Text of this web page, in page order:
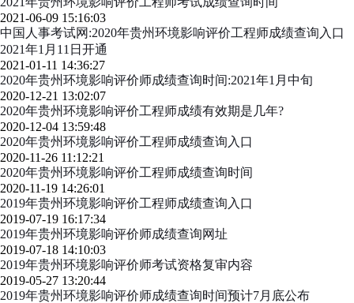
2021-06-09 15:16:03
中国人事考试网:2020年贵州环境影响评价工程师成绩查询入口
2021年1月11日开通
2021-01-11 14:36:27
2020年贵州环境影响评价师成绩查询时间:2021年1月中旬
2020-12-21 13:02:07
2020年贵州环境影响评价工程师成绩有效期是几年?
2020-12-04 13:59:48
2020年贵州环境影响评价工程师成绩查询入口
2020-11-26 11:12:21
2020年贵州环境影响评价工程师成绩查询时间
2020-11-19 14:26:01
2019年贵州环境影响评价工程师成绩查询入口
2019-07-19 16:17:34
2019年贵州环境影响评价师成绩查询网址
2019-07-18 14:10:03
2019年贵州环境影响评价师考试资格复审内容
2019-05-27 13:20:44
2019年贵州环境影响评价师成绩查询时间预计7月底公布